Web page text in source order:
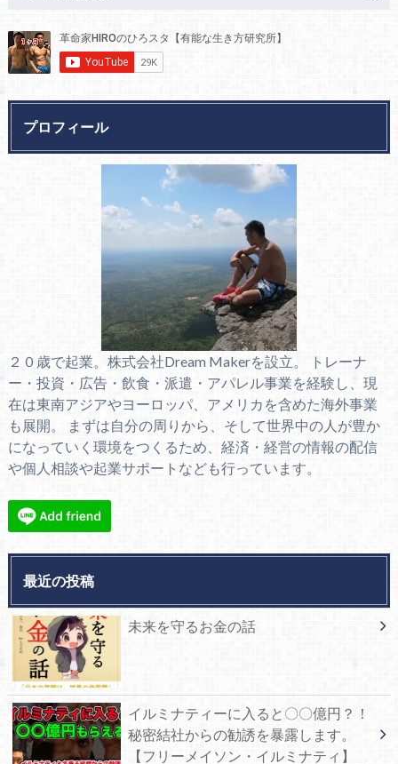
プロフィール
２０歳で起業。株式会社Dream Makerを設立。 トレーナ
ー・投資・広告・飲食・派遣・アパレル事業を経験し、現
在は東南アジアやヨーロッパ、アメリカを含めた海外事業
も展開。 まずは自分の周りから、そして世界中の人が豊か
になっていく環境をつくるため、経済・経営の情報の配信
や個人相談や起業サポートなども行っています。
最近の投稿
未来を守るお金の話
イルミナティーに入ると〇〇億円？！
秘密結社からの勧誘を暴露します。
【フリーメイソン・イルミナティ】